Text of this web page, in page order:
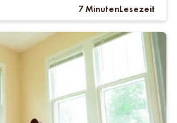
7 MinutenLesezeit